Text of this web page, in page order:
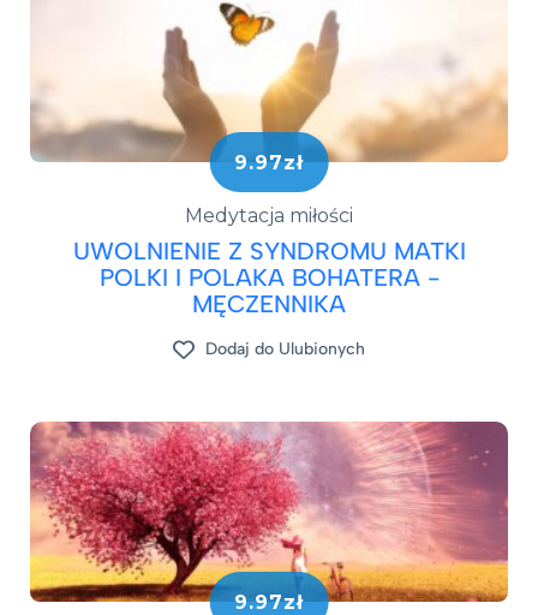
9.97zł
Medytacja miłości
UWOLNIENIE Z SYNDROMU MATKI
POLKI I POLAKA BOHATERA -
MĘCZENNIKA
Dodaj do Ulubionych
9.97zł